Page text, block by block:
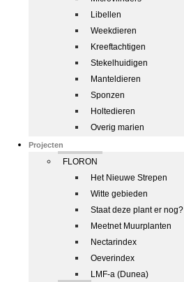
Libellen
Weekdieren
Kreeftachtigen
Stekelhuidigen
Manteldieren
Sponzen
Holtedieren
Overig marien
Projecten
FLORON
Het Nieuwe Strepen
Witte gebieden
Staat deze plant er nog?
Meetnet Muurplanten
Nectarindex
Oeverindex
LMF-a (Dunea)